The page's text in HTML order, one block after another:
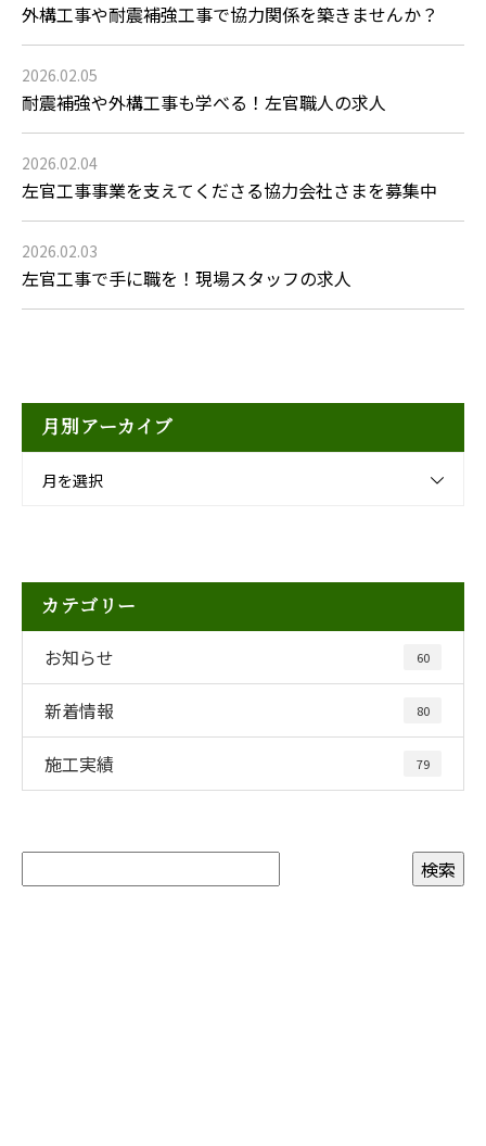
外構工事や耐震補強工事で協力関係を築きませんか？
2026.02.05
耐震補強や外構工事も学べる！左官職人の求人
2026.02.04
左官工事事業を支えてくださる協力会社さまを募集中
2026.02.03
左官工事で手に職を！現場スタッフの求人
月別アーカイブ
月を選択
カテゴリー
お知らせ 60
新着情報 80
施工実績 79